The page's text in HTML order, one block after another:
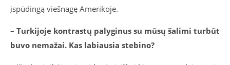
įspūdingą viešnagę Amerikoje.
– Turkijoje kontrastų palyginus su mūsų šalimi turbūt
buvo nemažai. Kas labiausia stebino?